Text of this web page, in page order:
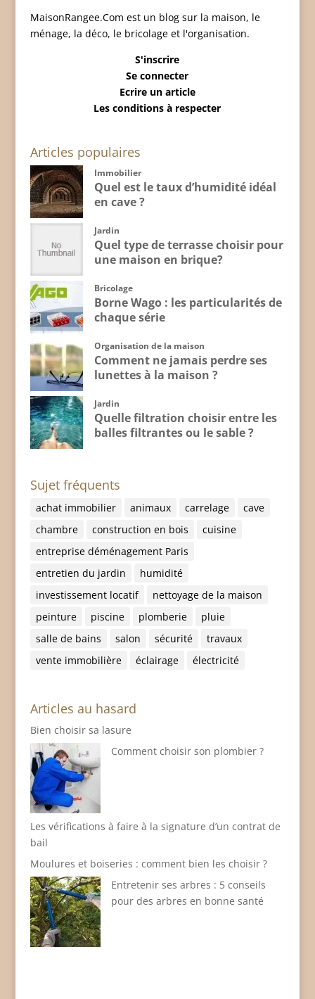
MaisonRangee.Com est un blog sur la maison, le
ménage, la déco, le bricolage et l'organisation.
S'inscrire
Se connecter
Ecrire un article
Les conditions à respecter
Articles populaires
Immobilier
Quel est le taux d’humidité idéal
en cave ?
Jardin
Quel type de terrasse choisir pour
une maison en brique?
Bricolage
Borne Wago : les particularités de
chaque série
Organisation de la maison
Comment ne jamais perdre ses
lunettes à la maison ?
Jardin
Quelle filtration choisir entre les
balles filtrantes ou le sable ?
Sujet fréquents
achat immobilier animaux carrelage
cave
chambre
construction en bois
cuisine
entreprise déménagement Paris
entretien du jardin
humidité
investissement locatif
nettoyage de la maison
peinture
piscine plomberie
pluie
salle de bains
salon sécurité
travaux
vente immobilière
éclairage électricité
Articles au hasard
Bien choisir sa lasure
Comment choisir son plombier ?
Les vérifications à faire à la signature d’un contrat de
bail
Moulures et boiseries : comment bien les choisir ?
Entretenir ses arbres : 5 conseils
pour des arbres en bonne santé